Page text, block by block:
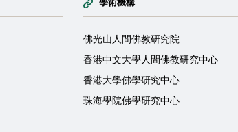
學術機構
佛光山人間佛教研究院
香港中文大學人間佛教研究中心
香港大學佛學研究中心
珠海學院佛學研究中心